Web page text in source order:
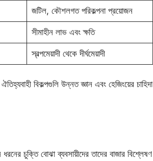
জটিল, কৌশলগত পরিকল্পনা প্রয়োজন
সীমাহীন লাভ এবং ক্ষতি
স্বল্পমেয়াদী থেকে দীর্ঘমেয়াদী
বিকল্পগুলি উন্নত জ্ঞান এবং হেজিংয়ের চাহিদা
চুক্তি বোঝা ব্যবসায়ীদের তাদের বাজার বিশ্লেষণ